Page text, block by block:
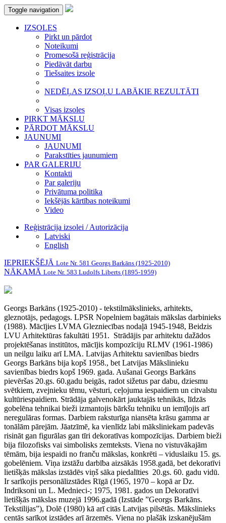
Toggle navigation
IZSOLES
Pirkt un pārdot
Noteikumi
Promesošā reģistrācija
Piedāvāt darbu
Tiešsaites izsole
NEDĒĻAS IZSOĻU LABĀKIE REZULTĀTI
Visas izsoles
PIRKT MĀKSLU
PĀRDOT MĀKSLU
JAUNUMI
JAUNUMI
Parakstīties jaunumiem
PAR GALERIJU
Kontakti
Par galeriju
Privātuma politika
Iekšējās kārtības noteikumi
Video
Reģistrācija izsolei / Autorizācija
Latviski
English
IEPRIEKŠĒJĀ Lote Nr. 581 Georgs Barkāns (1925-2010)
NĀKAMĀ Lote Nr. 583 Ludolfs Liberts (1895-1959)
Georgs Barkāns (1925-2010) - tekstilmākslinieks, arhitekts,
gleznotājs, pedagogs. LPSR Nopelniem bagātais mākslas darbinieks
(1988). Mācījies LVMA Glezniecības nodaļā 1945-1948, Beidzis
LVU Arhitektūras fakultāti 1951. Strādājis par arhitektu dažādos
projektēšanas institūtos, mācījis kompozīciju RLMV (1961-1986)
un neilgu laiku arī LMA. Latvijas Arhitektu savienības biedrs
Georgs Barkāns bija kopš 1958., bet Latvijas Mākslinieku
savienības biedrs kopš 1969. gada. Aušanai Georgs Barkāns
pievēršas 20.gs. 60.gadu beigās, radot sižetus par dabu, dziesmu
svētkiem, zvejnieku tēmu, vēsturi, ceļojuma iespaidiem un citvalstu
kultūriespaidiem. Strādāja galvenokārt jauktajās tehnikās, līdzās
gobelēna tehnikai bieži izmantojis bārkšu tehniku un iemīļojis arī
neregulāras formas. Darbiem raksturīga niansēta krāsu gamma ar
tonālām pārejām. Jāatzīmē, ka vienlīdz labi māksliniekam padevās
risināt gan figurālas gan tīri dekoratīvas kompozīcijas. Darbiem bieži
bija filozofisks vai simbolisks zemteksts. Viena no vistuvākajām
tēmām, bija iespaidi no franču mākslas, konkrēti – viduslaiku 15. gs.
gobelēniem. Viņa izstāžu darbība aizsākās 1958.gadā, bet dekoratīvi
lietišķās mākslas izstādēs viņš sāka piedalīties 20.gs. 60. gadu vidū.
Ir sarīkojis personālizstādes Rīgā (1965, 1970 – kopā ar Dz.
Indriksoni un L. Mednieci-; 1975, 1981. gados un Dekoratīvi
lietišķās mākslas muzejā 1996.gadā (Izstāde ”Georgs Barkāns.
Tekstilijas”), Dolē (1980) kā arī citās Latvijas pilsētās. Mākslinieks
centās sarīkot izstādes arī ārzemēs. Viena no plašāk izskanējušām